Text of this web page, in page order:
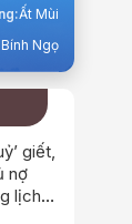
Ất Mùi
Bính Ngọ
giết,
nợ
lịch